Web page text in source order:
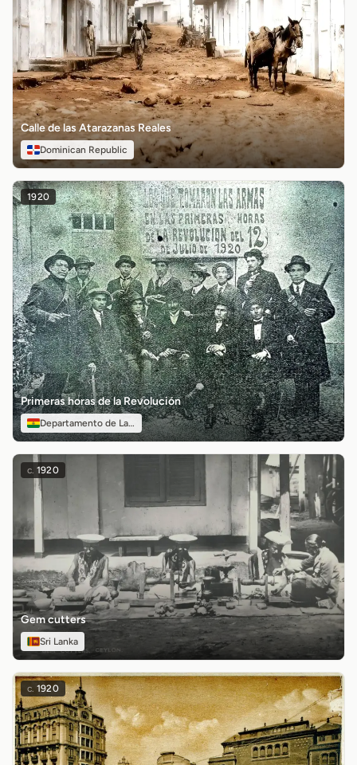
Calle de las Atarazanas Reales
Dominican Republic
1920
Primeras horas de la Revolución
Departamento de La Paz
c. 1920
Gem cutters
Sri Lanka
c. 1920